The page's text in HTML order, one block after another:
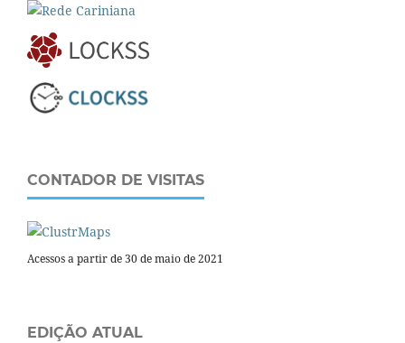
CONTADOR DE VISITAS
Acessos a partir de 30 de maio de 2021
EDIÇÃO ATUAL